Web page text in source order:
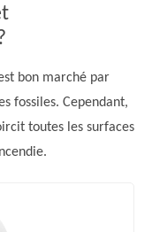
bon marché par
fossiles. Cependant,
toutes les surfaces